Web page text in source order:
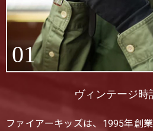
01
ヴィンテージ時
ファイアーキッズは、1995年創